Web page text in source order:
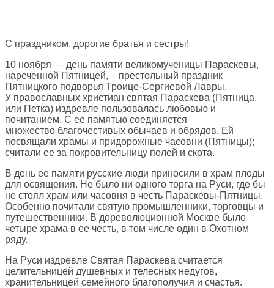
С праздником, дорогие братья и сестры!
10 ноября — день памяти великомученицы Параскевы,
нареченной Пятницей, – престольный праздник
Пятницкого подворья Троице-Сергиевой Лавры.
У православных христиан святая Параскева (Пятница,
или Петка) издревле пользовалась любовью и
почитанием. С ее памятью соединяется
множество благочестивых обычаев и обрядов. Ей
посвящали храмы и придорожные часовни (Пятницы);
считали ее за покровительницу полей и скота.
В день ее памяти русские люди приносили в храм плоды
для освящения. Не было ни одного торга на Руси, где бы
не стоял храм или часовня в честь Параскевы-Пятницы.
Особенно почитали святую промышленники, торговцы и
путешественники. В дореволюционной Москве было
четыре храма в ее честь, в том числе один в Охотном
ряду.
На Руси издревле Святая Параскева считается
целительницей душевных и телесных недугов,
хранительницей семейного благополучия и счастья.